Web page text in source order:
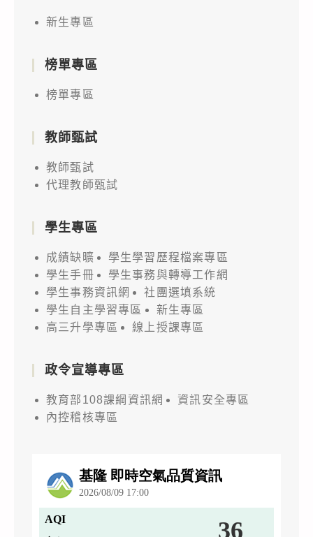
新生專區
榜單專區
榜單專區
教師甄試
教師甄試
代理教師甄試
學生專區
成績缺曠
學生學習歷程檔案專區
學生手冊
學生事務與轉導工作網
學生事務資訊網
社團選填系統
學生自主學習專區
新生專區
高三升學專區
線上授課專區
政令宣導專區
教育部108課綱資訊網
資訊安全專區
內控稽核專區